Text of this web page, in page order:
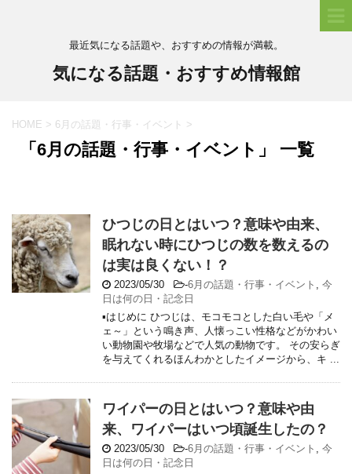
最近気になる話題や、おすすめの情報が満載。
気になる話題・おすすめ情報館
HOME > 6月の話題・行事・イベント >
「6月の話題・行事・イベント」 一覧
ひつじの日とはいつ？意味や由来、
眠れない時にひつじの数を数えるの
は実は良くない！？
2023/05/30 -6月の話題・行事・イベント , 今
日は何の日・記念日
▪はじめに ひつじは、モコモコとした白い毛や「メ
ェ～」という鳴き声、人懐っこい性格などがかわい
い動物園や牧場などで人気の動物です。 その安らぎ
を与えてくれるほんわかとしたイメージから、キ ...
ワイパーの日とはいつ？意味や由
来、ワイパーはいつ頃誕生したの？
2023/05/30 -6月の話題・行事・イベント , 今
日は何の日・記念日